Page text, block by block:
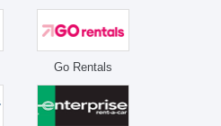
Go Rentals